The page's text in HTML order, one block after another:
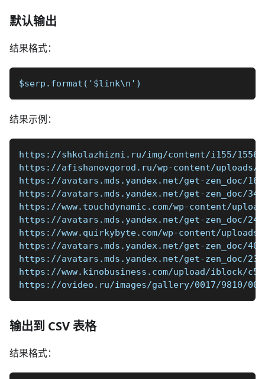
默认输出
结果格式：
$serp.format('$link\n')
结果示例：
https://shkolazhizni.ru/img/content/i155/
https://afishanovgorod.ru/wp-content/uploads/
https://avatars.mds.yandex.net/get-zen_doc/
https://avatars.mds.yandex.net/get-zen_doc/
https://www.touchdynamic.com/wp-content/
https://avatars.mds.yandex.net/get-zen_doc/
https://www.quirkybyte.com/wp-content/
https://avatars.mds.yandex.net/get-zen_doc/
https://avatars.mds.yandex.net/get-zen_doc/
https://www.kinobusiness.com/upload/iblock/c5b/
https://ovideo.ru/images/gallery/0017/9810/
输出到 CSV 表格
结果格式：